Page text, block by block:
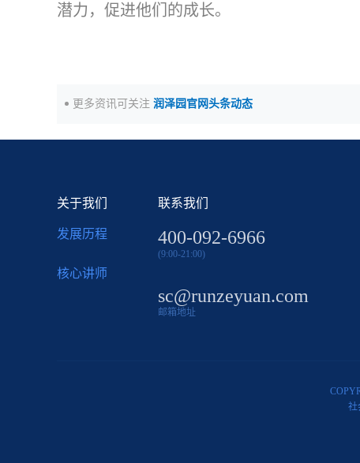
潜力，促进他们的成长。
更多资讯可关注 润泽园官网头条动态
关于我们
发展历程
核心讲师
联系我们
400-092-6966
(9:00-21:00)
sc@runzeyuan.com
邮箱地址
社